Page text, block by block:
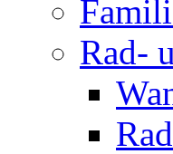
Rad-